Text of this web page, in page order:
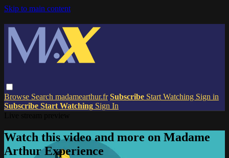
Skip to main content
Browse Search madamearthur.fr Subscribe Start Watching Sign in
Subscribe Start Watching Sign In
Watch this video and more on Madame
Arthur Experience